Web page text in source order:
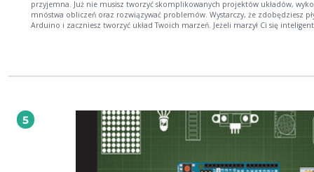
przyjemna. Już nie musisz tworzyć skomplikowanych projektów układów,
mnóstwa obliczeń oraz rozwiązywać problemów. Wystarczy, że zdobędziesz
Arduino i zaczniesz tworzyć układ Twoich marzeń. Jeżeli marzył Ci się
budynku za pomocą urządzeń mobilnych lub zbudować własną stację
fabryczne, testować system oparty na Arduino oraz przygotować obudowę
urządzenia. Książka ta jest doskonałą lekturą dla wszystkich pasjonatów
chcących zrealizować nowe, pasjonujące projekty! Z tej książki nauczysz się: łączyć
czujniki z płytką Arduino, budować energooszczędne czujniki ruchu z użyciem
5